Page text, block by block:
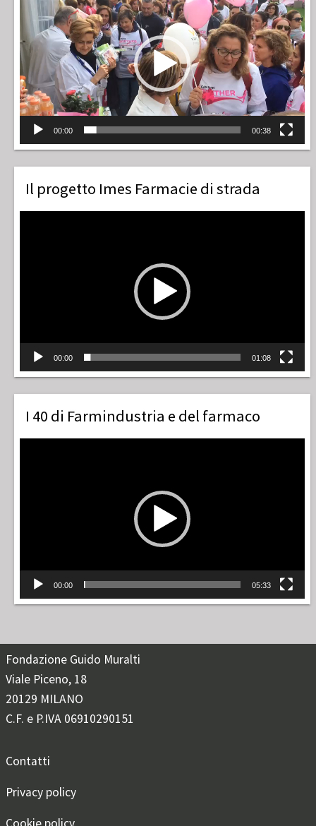
Player
00:00 00:38
Il progetto Imes Farmacie di strada
00:00 01:08
I 40 di Farmindustria e del farmaco
00:00 05:33
Fondazione Guido Muralti
Viale Piceno, 18
20129 MILANO
C.F. e P.IVA 06910290151
Contatti
Privacy policy